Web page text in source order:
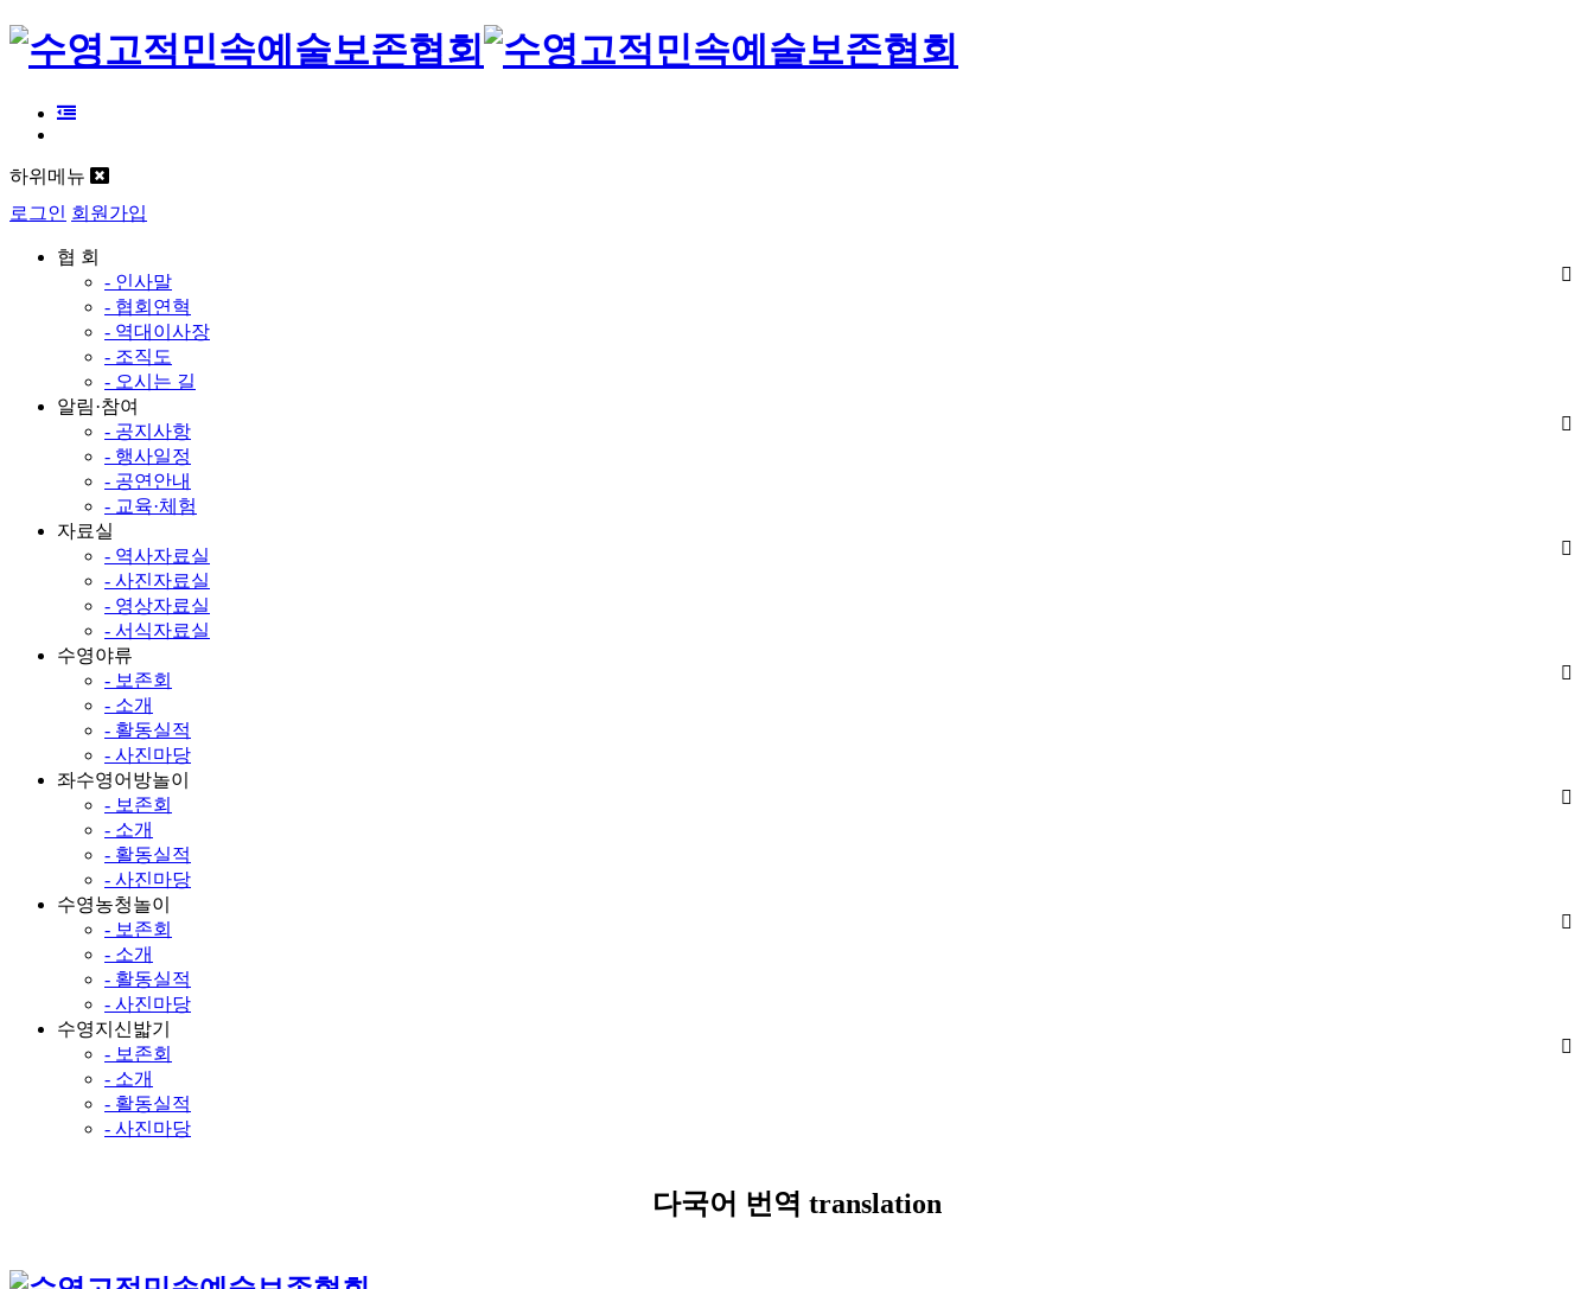
하위메뉴
로그인 회원가입
협 회
- 인사말
- 협회연혁
- 역대이사장
- 조직도
- 오시는 길
알림·참여
- 공지사항
- 행사일정
- 공연안내
- 교육·체험
자료실
- 역사자료실
- 사진자료실
- 영상자료실
- 서식자료실
수영야류
- 보존회
- 소개
- 활동실적
- 사진마당
좌수영어방놀이
- 보존회
- 소개
- 활동실적
- 사진마당
수영농청놀이
- 보존회
- 소개
- 활동실적
- 사진마당
수영지신밟기
- 보존회
- 소개
- 활동실적
- 사진마당
다국어 번역 translation